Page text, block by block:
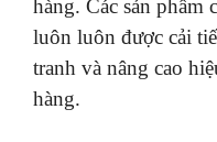
hàng. Các sản phẩm
luôn luôn được cải
tranh và nâng cao
hàng.